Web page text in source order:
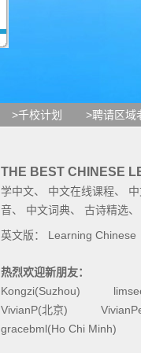
>千校计划 >聘请区域
THE BEST CHINESE
学中文、 中文在线课程、
音、 中文词典、 古诗精选
英文版： Learning Chinese
热烈欢迎新朋友：
Kongzi(Suzhou)
VivianP(北京)
gracebml(Ho Chi Minh)